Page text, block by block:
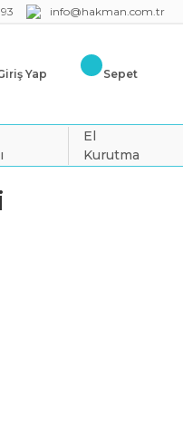
info@hakman.com.tr
Yap Sepet
El
Kurutma